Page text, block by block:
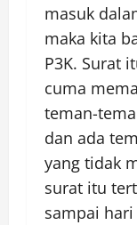
masuk
maka kita
P3K. Surat
cuma
teman-
dan ada
yang tidak
surat itu
sampai hari